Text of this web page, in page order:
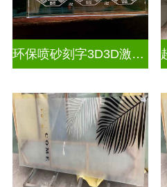
环保喷砂刻字3D3D激光内雕玻璃